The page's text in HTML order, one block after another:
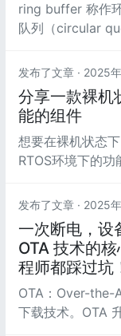
ring buffer 称作
队列（circular
构，适合缓存数
（ring buffer）
发布了文章 · 2025
分享一款裸机
能的组件
想要在裸机状态
RTOS环境下的功
ToolKit.
发布了文章 · 2025
一次断电，设
OTA 技术的
程师都踩过坑
OTA：Over-the-
下载技术。OTA